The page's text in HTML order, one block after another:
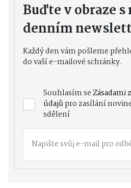
Buďte v obraze s
denním
Každý den vám pošleme
do vaší e-mailové schránky.
Souhlasím seZásadami
údajůpro zasílání
sdělení